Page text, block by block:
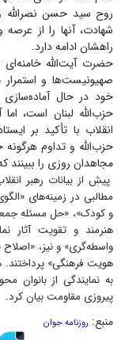
روح سید حسن نصرالله
شهادت، آنها را از
راهشان ادامه دارد.
حضرت آیت‌الله خامنه‌ای
صهیونیست‌ها و استمرار
خود در حال
حزب‌الله لبنان است،
انقلاب با تأکید بر
حزب‌الله و تداوم هرگونه
مجاهدان روزی را ببینند
پیش از بیانات رهبر
مطالبی در زمینه‌های
و کودک»، «حل مسئله
هنرمند و تقویت آثار
واسطه‌گری» و نیز،
هویت فرهنگی» پرداختند.
به نمایندگی از بانوان
پیروزی مقاومت بیان کرد.
منبع: روزنامه جوان